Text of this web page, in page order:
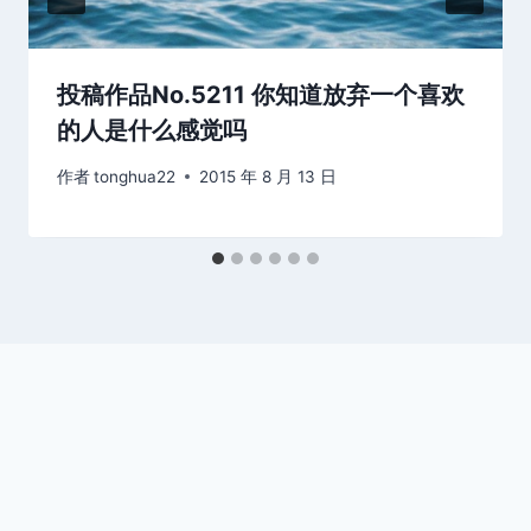
投稿作品No.5211 你知道放弃一个喜欢
的人是什么感觉吗
作者tonghua22 2015 年 8 月 13 日